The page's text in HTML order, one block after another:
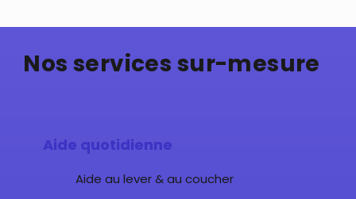
Nos services sur-mesure
Aide quotidienne
Aide au lever & au coucher